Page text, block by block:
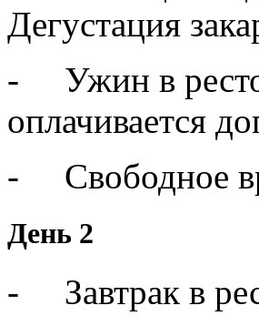
Дегустация
- Ужин в
оплачивается
- Свободное
День 2
- Завтрак в